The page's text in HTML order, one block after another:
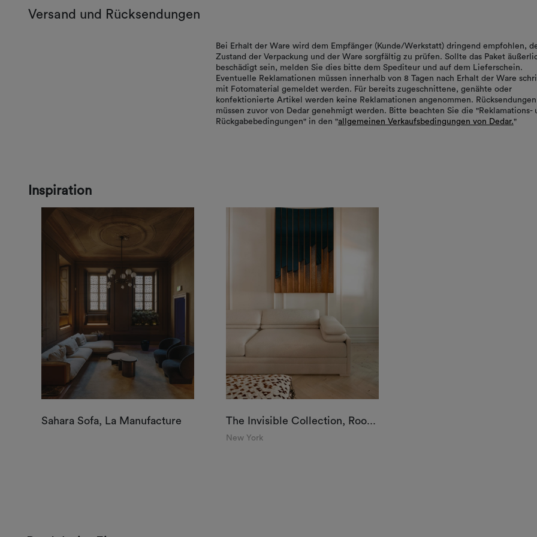
Versand und Rücksendungen
Bei Erhalt der Ware wird dem Empfänger (Kunde/Werkstatt) dringend empfohlen,
Zustand der Verpackung und der Ware sorgfältig zu prüfen. Sollte das Paket
beschädigt sein, melden Sie dies bitte dem Spediteur und auf dem Lieferschein.
Eventuelle Reklamationen müssen innerhalb von 8 Tagen nach Erhalt der Ware
mit Fotomaterial gemeldet werden. Für bereits zugeschnittene, genähte oder
konfektionierte Artikel werden keine Reklamationen angenommen. Rücksendungen
müssen zuvor von Dedar genehmigt werden. Bitte beachten Sie die "Reklamations-
Rückgabebedingungen" in den "allgemeinen Verkaufsbedingungen von Dedar."
Inspiration
Sahara Sofa, La Manufacture The Invisible Collection, Roo...
New York